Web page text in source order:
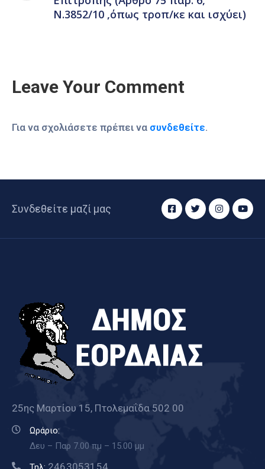
Ν.3852/10 ,όπως τροπ/κε και ισχύει)
Leave Your Comment
Για να σχολιάσετε πρέπει να συνδεθείτε.
Συνδεθείτε μαζί μας
25ης Μαρτίου 15, Πτολεμαΐδα 502 00
Ωράριο:
Δευ – Παρ 7.00 πμ – 15.00 μμ